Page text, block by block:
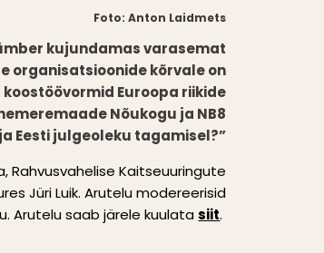
Foto: Anton Laidmets
kujundamas varasemat
organisatsioonide kõrvale on
Euroopa riikide
Nõukogu ja NB8
Eesti julgeoleku tagamisel?”
Rahvusvahelise Kaitseuuringute
Jüri Luik. Arutelu modereerisid
Arutelu saab järele kuulatasiit.